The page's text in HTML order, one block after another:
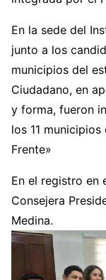
En la sede del
junto a los
municipios del
Ciudadano, en
y forma, fueron
los 11
Frente»
En el registro en
Consejera
Medina.